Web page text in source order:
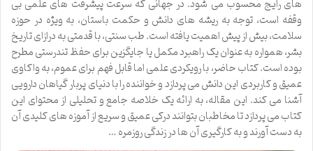
های رایج محسوب می شود. در جهانی که سرعت پیشرفت های علمی بی
وقفه است، توجه به ریشه های دانش و حکمت باستان، به ویژه در حوزه
سلامت، بیش از پیش اهمیت یافته است. طب سنتی، با قدمتی به درازای تاریخ
بشر، همواره به عنوان یک راهبرد مکمل یا جایگزین برای حفظ تندرستی مطرح
بوده است. کتاب حاضر، با رویکردی علمی اما قابل فهم برای عموم، به واکاوی
عمیق و کاربردی این دانش می پردازد و خواننده را با دنیای پربار گیاهان دارویی
آشنا می کند. این مقاله، به ارائه یک خلاصه جامع و تحلیلی از محتوای این
کتاب می پردازد تا مخاطبان بتوانند درکی عمیق و سریع از آموزه های کلیدی آن
به دست آورند و به کارگیری آن ها در زندگی روزمره …